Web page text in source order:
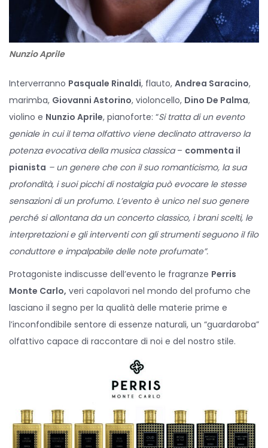
Nunzio Aprile
Interverranno Pasquale Rinaldi, flauto, Andrea Saracino,
marimba, Giovanni Astorino, violoncello, Dino De Palma,
violino e Nunzio Aprile, pianoforte: “Si tratta di un evento
geniale in cui il tema olfattivo viene declinato attraverso la
potenza evocativa della musica classica– commenta il
pianista – un genere che con il suo romanticismo, la sua
profondità, i suoi picchi di nostalgia può evocare le stesse
sensazioni di un profumo. L’evento è unico nel suo genere
perché si allontana da un concerto classico, i brani scelti, le
interpretazioni e gli interventi con gli strumenti seguono il filo
conduttore e impalpabile delle note profumate”.
Protagoniste indiscusse dell’evento le fragranze Perris
Monte Carlo, veri capolavori nel mondo del profumo che
lasciano il segno per la qualità delle materie prime e
l’inconfondibile sentore di essenze naturali, un “guardaroba”
olfattivo capace di raccontare di noi e del nostro stile.